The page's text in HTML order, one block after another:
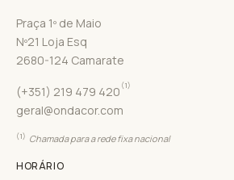
Praça 1º de Maio
Nº21 Loja Esq
2680-124 Camarate
(+351) 219 479 420 (1)
geral@ondacor.com
(1) Chamada para a rede fixa nacional
HORÁRIO